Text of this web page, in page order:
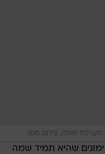
מערכת וואלה, צילום מסך
שהיא תמיד שמה